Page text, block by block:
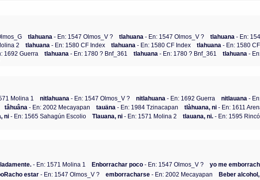
tlahuana- En: 1547 Olmos_V ? tlahuana- En: 1547 Olmos_V ? tlahuana- En:
2 tlahuana- En: 1580 CF Index tlahuana- En: 1580 CF Index tlahuana- En: 1580
1692 Guerra tlahuana- En: 1780 ? Bnf_361 tlahuana- En: 1780 ? Bnf_361 tlahuana-
Molina 1 nitlahuana - En: 1547 Olmos_V ? nitlahuana - En: 1692 Guerra nitlauana -
tâhuâna - En: 2002 Mecayapan tauäna - En: 1984 Tzinacapan tlàhuana, ni - En: 1611
ni - En: 1565 Sahagún Escolio Tlauana, ni - En: 1571 Molina 2 tlauana, ni. - En: 1595
- En: 1571 Molina 1 Enborrachar poco - En: 1547 Olmos_V ? yo me
estar - En: 1547 Olmos_V ? emborracharse - En: 2002 Mecayapan Beber